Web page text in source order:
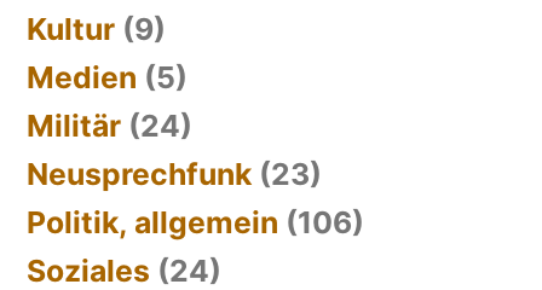
Kultur (9)
Medien (5)
Militär (24)
Neusprechfunk (23)
Politik, allgemein (106)
Soziales (24)